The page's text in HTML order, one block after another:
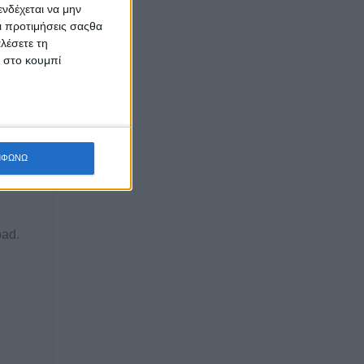
να μην
προτιμήσεις σαςθα
τη
στο κουμπί
of